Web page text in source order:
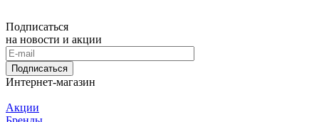
Подписаться
на новости и акции
Подписаться
Интернет-магазин
Акции